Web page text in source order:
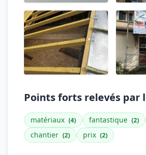
Points forts relevés par
matériaux (4) fantastique (2)
chantier (2) prix (2)